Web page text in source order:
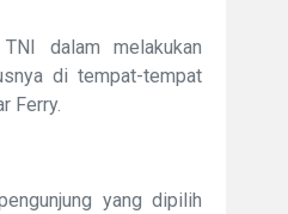
dalam melakukan
di tempat-tempat
Ferry.
yang dipilih